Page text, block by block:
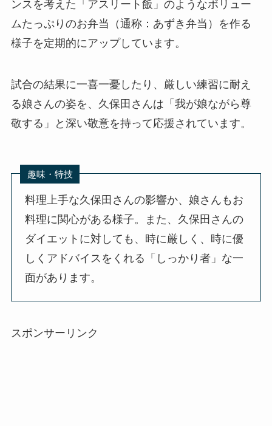
ンスを考えた「アスリート飯」のようなボリュー
ムたっぷりのお弁当（通称：あずき弁当）を作る
様子を定期的にアップしています。
試合の結果に一喜一憂したり、厳しい練習に耐え
る娘さんの姿を、久保田さんは「我が娘ながら尊
敬する」と深い敬意を持って応援されています。
趣味・特技
料理上手な久保田さんの影響か、娘さんもお
料理に関心がある様子。また、久保田さんの
ダイエットに対しても、時に厳しく、時に優
しくアドバイスをくれる「しっかり者」な一
面があります。
スポンサーリンク